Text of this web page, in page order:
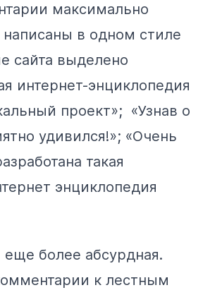
максимально
в одном стиле
сайта выделено
интернет-энциклопедия
проект»; «Узнав о
удивился!»; «Очень
такая
энциклопедия
еще более абсурдная.
к лестным